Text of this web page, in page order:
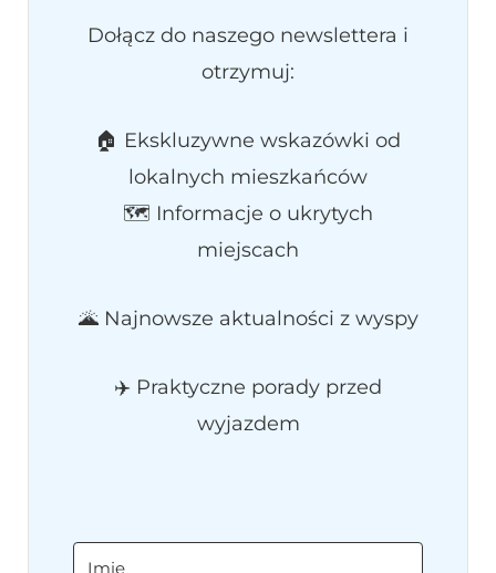
Dołącz do naszego newslettera i
otrzymuj:
🏠 Ekskluzywne wskazówki od
lokalnych mieszkańców
🗺️ Informacje o ukrytych
miejscach
🌋 Najnowsze aktualności z wyspy
✈️ Praktyczne porady przed
wyjazdem